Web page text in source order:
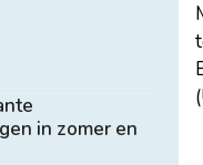
in zomer en